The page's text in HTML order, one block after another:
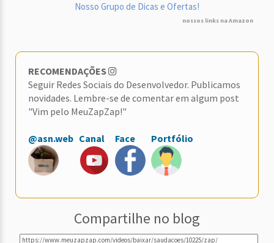
Nosso Grupo de Dicas e Ofertas!
nossos links na Amazon
RECOMENDAÇÕES
Seguir Redes Sociais do Desenvolvedor. Publicamos
novidades. Lembre-se de comentar em algum post
"Vim pelo MeuZapZap!"
@asn.web Canal Face Portfólio
Compartilhe no blog